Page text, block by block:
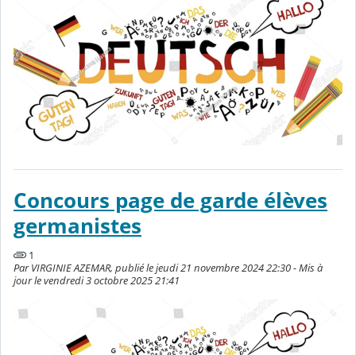
Concours page de garde élèves
germanistes
1
Par VIRGINIE AZEMAR, publié le jeudi 21 novembre 2024 22:30 - Mis à
jour le vendredi 3 octobre 2025 21:41